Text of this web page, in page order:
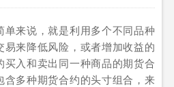
来说，就是利用多个不同品种
来降低风险，或者增加收益的
入和卖出同一种商品的期货合
多种期货合约的头寸组合，来